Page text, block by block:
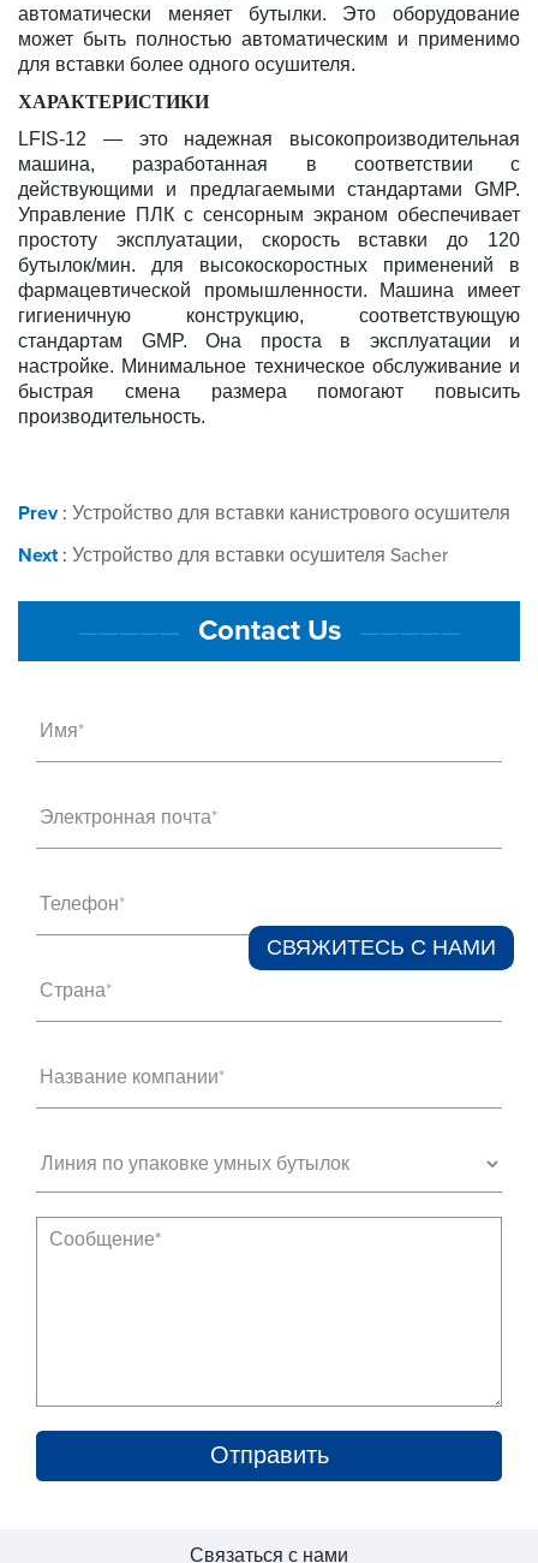
автоматически меняет бутылки. Это оборудование
может быть полностью автоматическим и применимо
для вставки более одного осушителя.
ХАРАКТЕРИСТИКИ
LFIS-12 — это надежная высокопроизводительная
машина, разработанная в соответствии с
действующими и предлагаемыми стандартами GMP.
Управление ПЛК с сенсорным экраном обеспечивает
простоту эксплуатации, скорость вставки до 120
бутылок/мин. для высокоскоростных применений в
фармацевтической промышленности. Машина имеет
гигиеничную конструкцию, соответствующую
стандартам GMP. Она проста в эксплуатации и
настройке. Минимальное техническое обслуживание и
быстрая смена размера помогают повысить
производительность.
Prev: Устройство для вставки канистрового осушителя
Next: Устройство для вставки осушителя Sacher
————— Contact Us —————
Имя*
Электронная почта*
Телефон*
Страна*
Название компании*
Связаться с нами
СВЯЖИТЕСЬ С НАМИ​